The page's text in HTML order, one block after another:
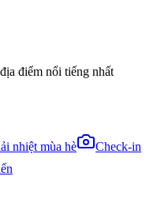
điểm nổi tiếng nhất
nhiệt mùa hè
Check-in